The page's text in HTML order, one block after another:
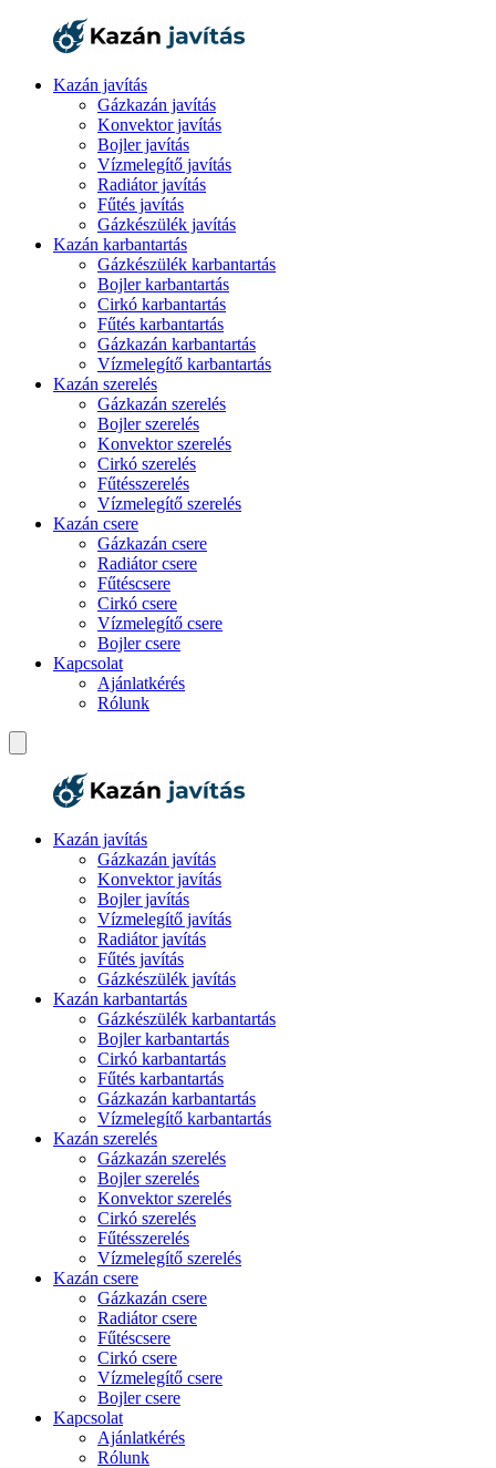
Kazán javítás
Gázkazán javítás
Konvektor javítás
Bojler javítás
Vízmelegítő javítás
Radiátor javítás
Fűtés javítás
Gázkészülék javítás
Kazán karbantartás
Gázkészülék karbantartás
Bojler karbantartás
Cirkó karbantartás
Fűtés karbantartás
Gázkazán karbantartás
Vízmelegítő karbantartás
Kazán szerelés
Gázkazán szerelés
Bojler szerelés
Konvektor szerelés
Cirkó szerelés
Fűtésszerelés
Vízmelegítő szerelés
Kazán csere
Gázkazán csere
Radiátor csere
Fűtéscsere
Cirkó csere
Vízmelegítő csere
Bojler csere
Kapcsolat
Ajánlatkérés
Rólunk
Kazán javítás
Gázkazán javítás
Konvektor javítás
Bojler javítás
Vízmelegítő javítás
Radiátor javítás
Fűtés javítás
Gázkészülék javítás
Kazán karbantartás
Gázkészülék karbantartás
Bojler karbantartás
Cirkó karbantartás
Fűtés karbantartás
Gázkazán karbantartás
Vízmelegítő karbantartás
Kazán szerelés
Gázkazán szerelés
Bojler szerelés
Konvektor szerelés
Cirkó szerelés
Fűtésszerelés
Vízmelegítő szerelés
Kazán csere
Gázkazán csere
Radiátor csere
Fűtéscsere
Cirkó csere
Vízmelegítő csere
Bojler csere
Kapcsolat
Ajánlatkérés
Rólunk